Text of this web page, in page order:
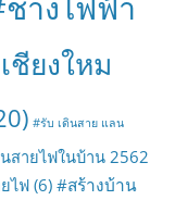
ชียงใหม
#รับ เดินสาย แลน
สายไฟในบ้าน 2562
ไฟ (6) #สร้างบ้าน